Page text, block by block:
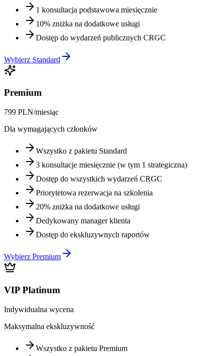
1 konsultacja podstawowa miesięcznie
10% zniżka na dodatkowe usługi
Dostęp do wydarzeń publicznych CRGC
Wybierz Standard
Premium
799 PLN/miesiąc
Dla wymagających członków
Wszystko z pakietu Standard
3 konsultacje miesięcznie (w tym 1 strategiczna)
Dostęp do wszystkich wydarzeń CRGC
Priorytetowa rezerwacja na szkolenia
20% zniżka na dodatkowe usługi
Dedykowany manager klienta
Dostęp do ekskluzywnych raportów
Wybierz Premium
VIP Platinum
Indywidualna wycena
Maksymalna ekskluzywność
Wszystko z pakietu Premium